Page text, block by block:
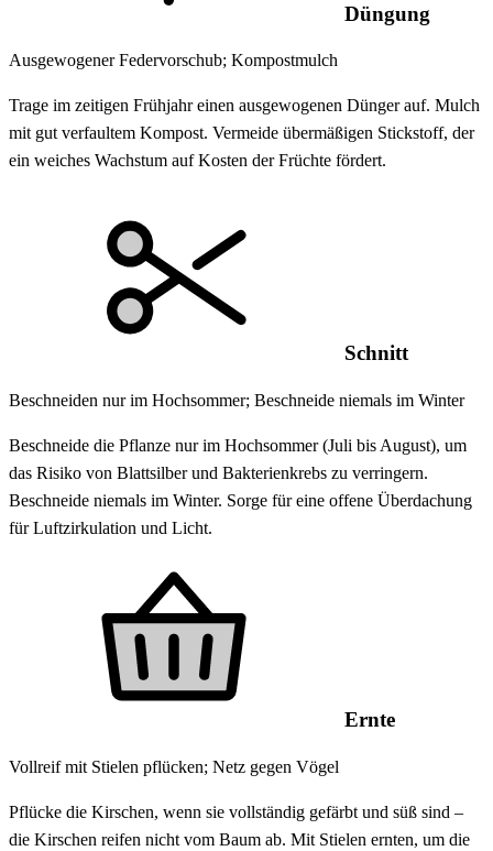
Düngung
Ausgewogener Federvorschub; Kompostmulch
Trage im zeitigen Frühjahr einen ausgewogenen Dünger auf. Mulch
mit gut verfaultem Kompost. Vermeide übermäßigen Stickstoff, der
ein weiches Wachstum auf Kosten der Früchte fördert.
Schnitt
Beschneiden nur im Hochsommer; Beschneide niemals im Winter
Beschneide die Pflanze nur im Hochsommer (Juli bis August), um
das Risiko von Blattsilber und Bakterienkrebs zu verringern.
Beschneide niemals im Winter. Sorge für eine offene Überdachung
für Luftzirkulation und Licht.
Ernte
Vollreif mit Stielen pflücken; Netz gegen Vögel
Pflücke die Kirschen, wenn sie vollständig gefärbt und süß sind –
die Kirschen reifen nicht vom Baum ab. Mit Stielen ernten, um die